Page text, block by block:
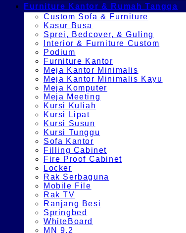
Furniture Kantor & Rumah Tangga
Custom Sofa & Furniture
Kasur Busa
Sprei, Bedcover, & Guling
Interior & Furniture Custom
Podium
Furniture Kantor
Meja Kantor Minimalis
Meja Kantor Minimalis Kayu
Meja Komputer
Meja Meeting
Kursi Kuliah
Kursi Lipat
Kursi Susun
Kursi Tunggu
Sofa Kantor
Filling Cabinet
Fire Proof Cabinet
Locker
Rak Serbaguna
Mobile File
Rak TV
Ranjang Besi
Springbed
WhiteBoard
MN 9.2